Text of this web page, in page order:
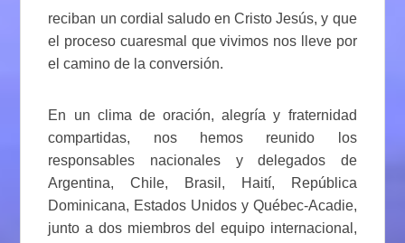
reciban un cordial saludo en Cristo Jesús, y que
el proceso cuaresmal que vivimos nos lleve por
el camino de la conversión.
En un clima de oración, alegría y fraternidad
compartidas, nos hemos reunido los
responsables nacionales y delegados de
Argentina, Chile, Brasil, Haití, República
Dominicana, Estados Unidos y Québec-Acadie,
junto a dos miembros del equipo internacional,